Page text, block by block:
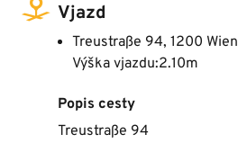
Vjazd
Treustraße 94, 1200 Wien
Výška vjazdu:2.10m
Popis cesty
Treustraße 94